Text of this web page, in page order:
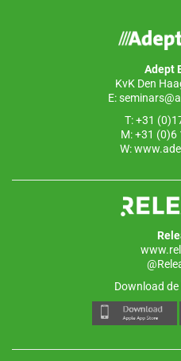
Adept
KvK Den
E:
T: +31
M: +31 (0)6
W:
Download de